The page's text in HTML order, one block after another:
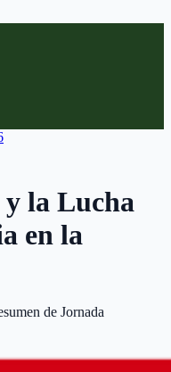
y la Lucha
en la
de Jornada